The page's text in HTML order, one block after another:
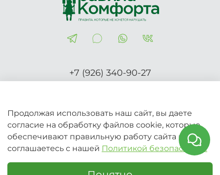
+7 (926) 340-90-27
2026 © Вся информация на сайте носит справочный
характер и не является публичной офертой (Ст.437 ГК
Продолжая использовать наш сайт, вы даете
согласие на обработку файлов cookie, которые
обеспечивают правильную работу сайта и
соглашаетесь с нашей Политикой безопасности